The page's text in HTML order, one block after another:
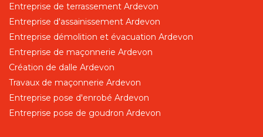
Entreprise de terrassement Ardevon
Entreprise d'assainissement Ardevon
Entreprise démolition et évacuation Ardevon
Entreprise de maçonnerie Ardevon
Création de dalle Ardevon
Travaux de maçonnerie Ardevon
Entreprise pose d'enrobé Ardevon
Entreprise pose de goudron Ardevon